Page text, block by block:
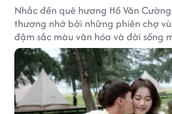
Nhắc đến quê hương Hồ Văn
thương nhớ bởi những phiên chợ
đậm sắc màu văn hóa và đời sống